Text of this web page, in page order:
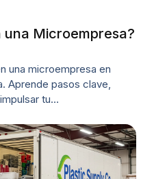
una Microempresa?
una microempresa en
Aprende pasos clave,
tu…